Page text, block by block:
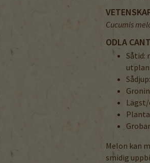
Cucumis
ODLA
Såtid:
Melon kan
smidig